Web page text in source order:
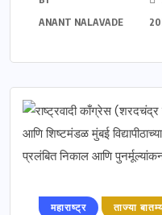
ANANT NALAVADE
महाराष्ट्र ताज्या